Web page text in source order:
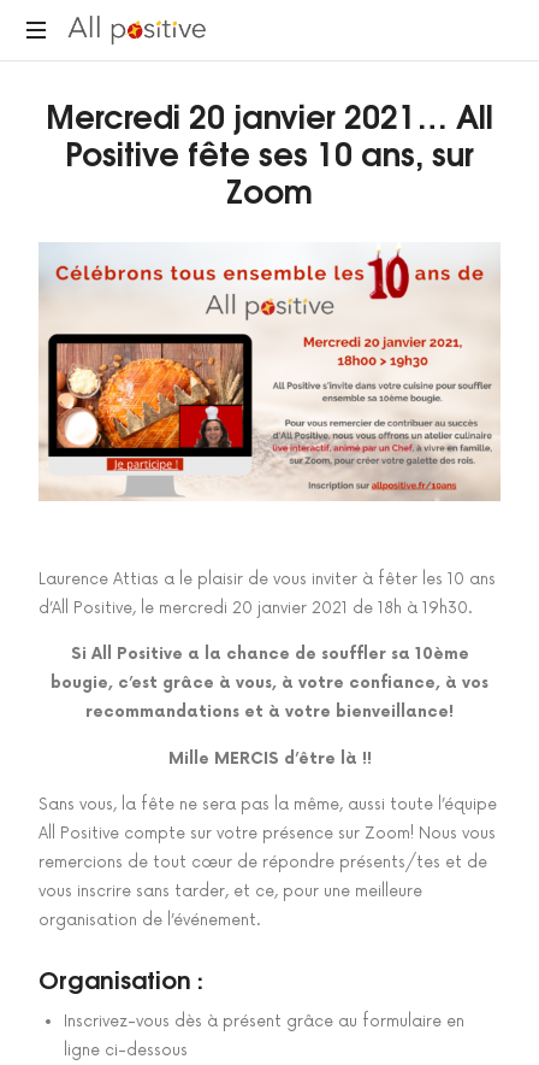
pour
se
réinventer."
Mercredi 20 janvier 2021… All
Positive fête ses 10 ans, sur
Zoom
Laurence Attias a le plaisir de vous inviter à fêter les 10 ans
d’All Positive, le mercredi 20 janvier 2021 de 18h à 19h30.
Si All Positive a la chance de souffler sa 10ème
bougie, c’est grâce à vous, à votre confiance, à vos
recommandations et à votre bienveillance!
Mille MERCIS d’être là !!
Sans vous, la fête ne sera pas la même, aussi toute l’équipe
All Positive compte sur votre présence sur Zoom! Nous vous
remercions de tout cœur de répondre présents/tes et de
vous inscrire sans tarder, et ce, pour une meilleure
organisation de l’événement.
Organisation :
Inscrivez-vous dès à présent grâce au formulaire en
ligne ci-dessous